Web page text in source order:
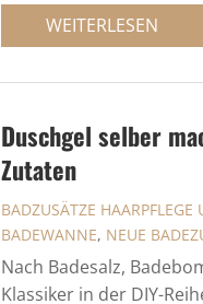
WEITERLESEN
Duschgel selber
Zutaten
BADZUSÄTZE
BADEWANNE, NEUE
Nach Badesalz,
Klassiker in der DIY-